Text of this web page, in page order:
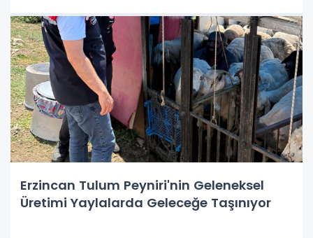
Erzincan Tulum Peyniri'nin Geleneksel
Üretimi Yaylalarda Geleceğe Taşınıyor